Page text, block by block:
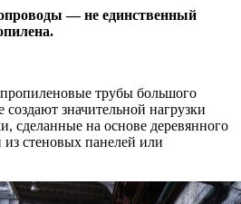
— не единственный
трубы большого
создают значительной нагрузки
сделанные на основе деревянного
из стеновых панелей или